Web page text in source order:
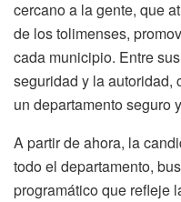
cercano a la gente, que
de los tolimenses,
cada municipio. Entre
seguridad y la autoridad,
un departamento seguro
A partir de ahora, la
todo el departamento,
programático que refleje